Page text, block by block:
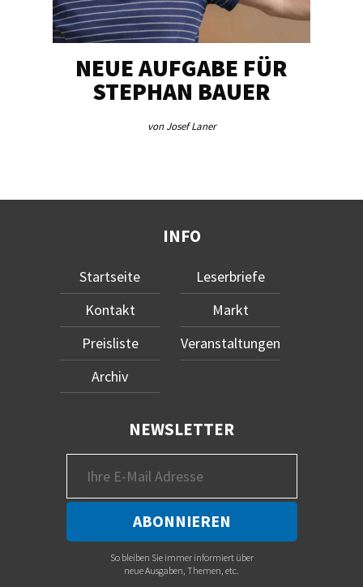
NEUE AUFGABE FÜR
STEPHAN BAUER
von Josef Laner
INFO
Startseite
Kontakt
Preisliste
Archiv
Leserbriefe
Markt
Veranstaltungen
NEWSLETTER
So bleiben Sie immer informiert über
neue Ausgaben, Themen, etc.